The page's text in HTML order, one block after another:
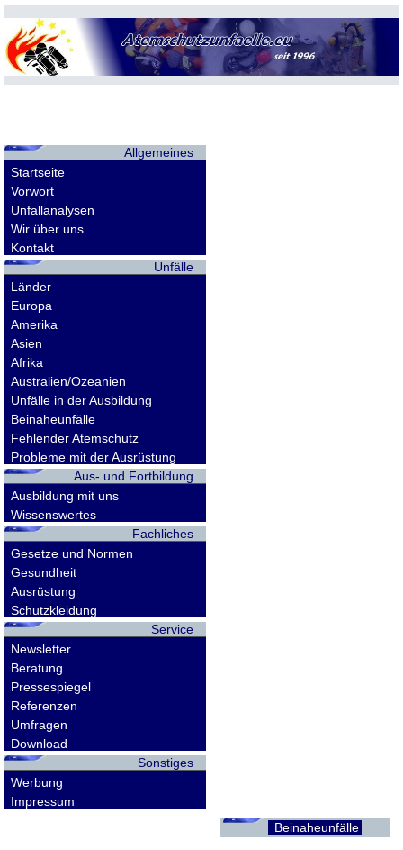
Allgemeines
Startseite
Vorwort
Unfallanalysen
Wir über uns
Kontakt
Unfälle
Länder
Europa
Amerika
Asien
Afrika
Australien/Ozeanien
Unfälle in der Ausbildung
Beinaheunfälle
Fehlender Atemschutz
Probleme mit der Ausrüstung
Aus- und Fortbildung
Ausbildung mit uns
Wissenswertes
Fachliches
Gesetze und Normen
Gesundheit
Ausrüstung
Schutzkleidung
Service
Newsletter
Beratung
Pressespiegel
Referenzen
Umfragen
Download
Sonstiges
Werbung
Impressum
Beinaheunfälle